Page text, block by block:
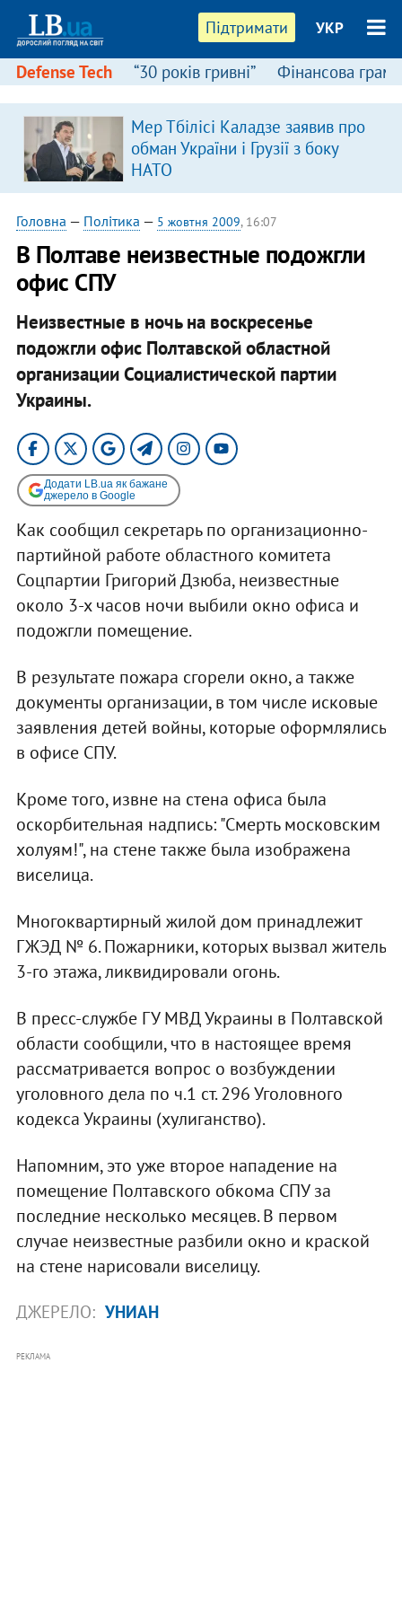
Підтримати УКР
Defense Tech “30 років гривні” Фінансова
Мер Тбілісі Каладзе заявив про
обман України і Грузії з боку
НАТО
Головна — Політика — 5 жовтня 2009, 16:07
В Полтаве неизвестные подожгли
офис СПУ
Неизвестные в ночь на воскресенье
подожгли офис Полтавской областной
организации Социалистической партии
Украины.
Додати LB.ua як бажане
джерело в Google
Как сообщил секретарь по организационно-
партийной работе областного комитета
Соцпартии Григорий Дзюба, неизвестные
около 3-х часов ночи выбили окно офиса и
подожгли помещение.
В результате пожара сгорели окно, а также
документы организации, в том числе исковые
заявления детей войны, которые оформлялись
в офисе СПУ.
Кроме того, извне на стена офиса была
оскорбительная надпись: "Смерть московским
холуям!", на стене также была изображена
виселица.
Многоквартирный жилой дом принадлежит
ГЖЭД № 6. Пожарники, которых вызвал житель
3-го этажа, ликвидировали огонь.
В пресс-службе ГУ МВД Украины в Полтавской
области сообщили, что в настоящее время
рассматривается вопрос о возбуждении
уголовного дела по ч.1 ст. 296 Уголовного
кодекса Украины (хулиганство).
Напомним, это уже второе нападение на
помещение Полтавского обкома СПУ за
последние несколько месяцев. В первом
случае неизвестные разбили окно и краской
на стене нарисовали виселицу.
ДЖЕРЕЛО: УНИАН
РЕКЛАМА